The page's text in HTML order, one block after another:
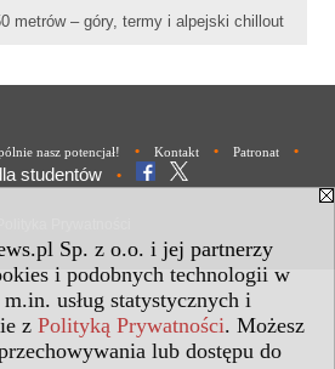
Sp. z o.o. i jej partnerzy
i podobnych technologii w
usług statystycznych i
z Polityką Prywatności. Możesz
lub dostępu do
metrów – góry, termy i alpejski chillout
nasz potencjał! • Kontakt • Patronat •
studentów •